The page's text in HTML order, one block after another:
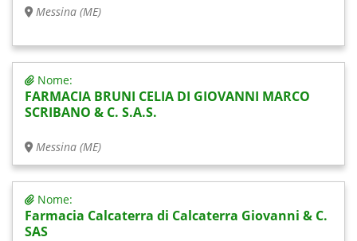
Messina (ME)
Nome:
FARMACIA BRUNI CELIA DI GIOVANNI MARCO
SCRIBANO & C. S.A.S.
Messina (ME)
Nome:
Farmacia Calcaterra di Calcaterra Giovanni & C.
SAS